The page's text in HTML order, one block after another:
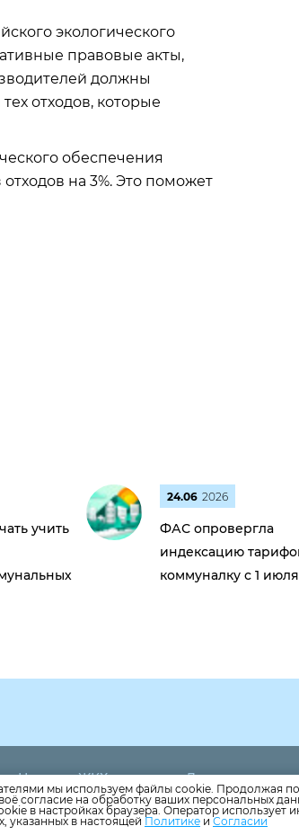
экологического
правовые акты,
должны
отходов, которые
обеспечения
на 3%. Это поможет
учить
24.06 2026
ФАС опровергла
индексацию
коммуналку с 1 июля
Новости ЖКХ
Новости компании
Как оплатить
Дома
Раскрытие
Вопросы
мы используем файлы cookie. Продолжая
согласие на обработку ваших персональных
в настройках браузера. Оператор использует
указанных в настоящей Политике и Согласии